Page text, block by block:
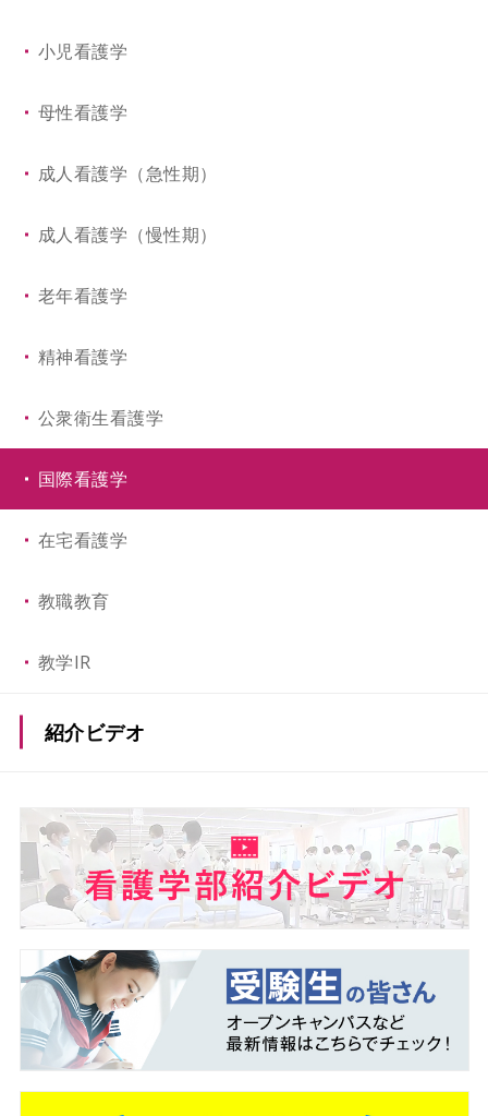
小児看護学
母性看護学
成人看護学（急性期）
成人看護学（慢性期）
老年看護学
精神看護学
公衆衛生看護学
国際看護学
在宅看護学
教職教育
教学IR
紹介ビデオ